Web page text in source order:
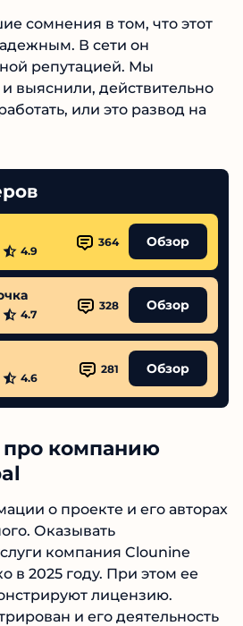
сомнения в том, что этот
В сети он
репутацией. Мы
выяснили, действительно
или это развод на
4.9
364 Обзор
4.7
328 Обзор
4.6
281 Обзор
про компанию
о проекте и его
так много. Оказывать
компания Clounine
в 2025 году. При этом ее
лицензию.
и его